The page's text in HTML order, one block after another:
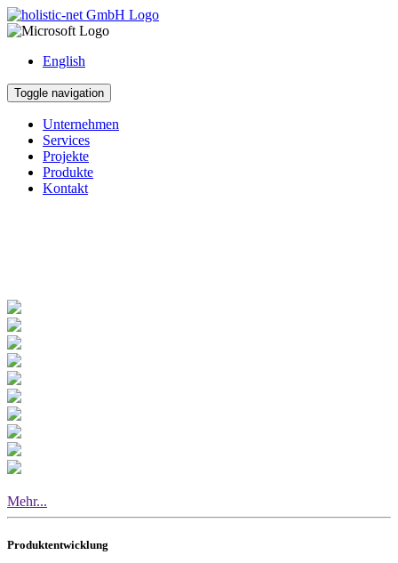
English
Toggle navigation
Unternehmen
Services
Projekte
Produkte
Kontakt
Mehr...
Produktentwicklung